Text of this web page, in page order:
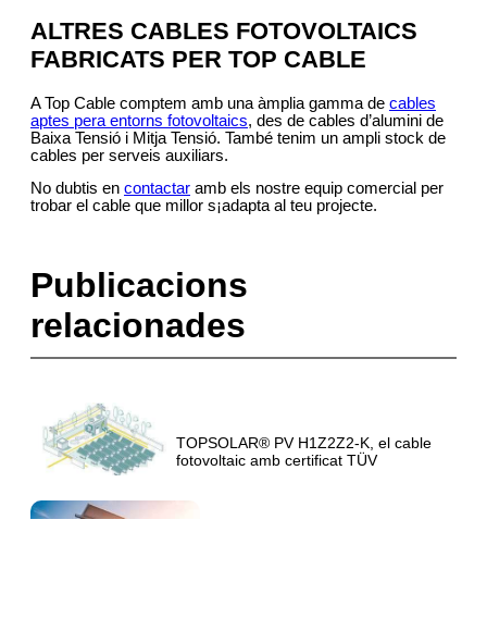
ALTRES CABLES FOTOVOLTAICS
FABRICATS PER TOP CABLE
A Top Cable comptem amb una àmplia gamma de cables
aptes pera entorns fotovoltaics, des de cables d’alumini de
Baixa Tensió i Mitja Tensió. També tenim un ampli stock de
cables per serveis auxiliars.
No dubtis en contactar amb els nostre equip comercial per
trobar el cable que millor s¡adapta al teu projecte.
Publicacions
relacionades
TOPSOLAR® PV H1Z2Z2-K, el cable
fotovoltaic amb certificat TÜV